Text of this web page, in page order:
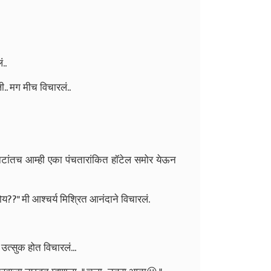
मग मीच विचारलं..
आम्ही एका पंचतारांकित हॉटेल समोर येऊन
मी आश्चर्य मिश्रित आनंदाने विचारलं.
होत विचारलं...